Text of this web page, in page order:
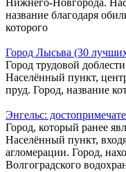
Нижнего-Новгорода.
название благодаря
которого
Город Лысьва (30
Город трудовой
Населённый пункт,
пруд. Город, название
Энгельс:
Город, который ранее
Населённый пункт,
агломерации. Город,
Волгоградского